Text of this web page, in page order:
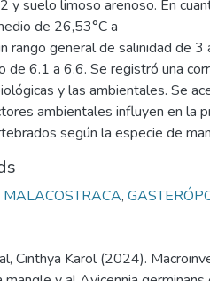
y suelo limoso arenoso. En
de 26,53°C a
rango general de salinidad de
de 6.1 a 6.6. Se registró una
y las ambientales. Se
ambientales influyen en la
según la especie de
MALACOSTRACA,
Cinthya Karol (2024).